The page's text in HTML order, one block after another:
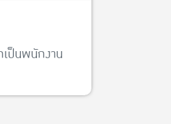
ป็นพนักงาน